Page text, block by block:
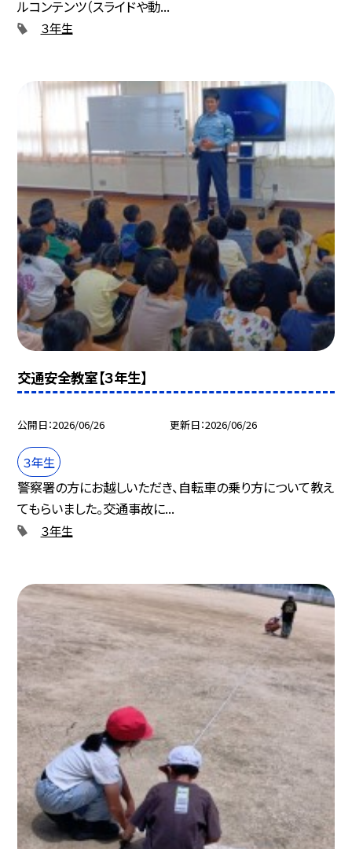
ルコンテンツ（スライドや動...
３年生
交通安全教室【３年生】
公開日 2026/06/26 更新日 2026/06/26
３年生
警察署の方にお越しいただき、自転車の乗り方について教え
てもらいました。交通事故に...
３年生